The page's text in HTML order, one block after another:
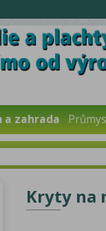
a zahrada
Kryty na